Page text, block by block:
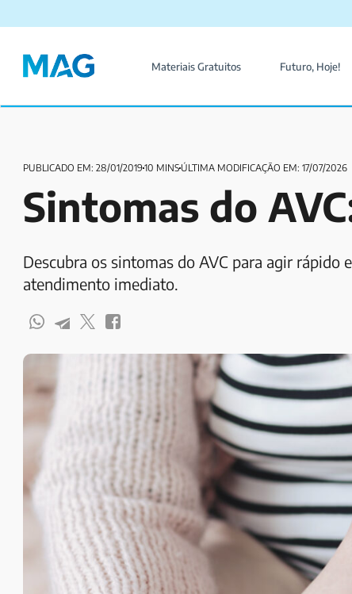
Materiais Gratuitos Futuro, Hoje!
PUBLICADO EM: 28/01/201910 MINS ÚLTIMA MODIFICAÇÃO EM: 17/07/2026
Sintomas do
Descubra os sintomas do AVC para agir rápido
atendimento imediato.